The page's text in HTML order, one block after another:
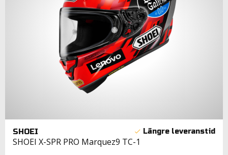
SHOEI
SHOEI X-SPR PRO Marquez9 TC-1